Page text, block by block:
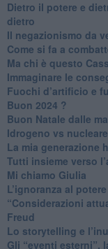
​Dietro il potere e
dietro
Il negazionismo da
Come si fa a
Ma chi è questo
Immaginare le
​Fuochi d’artificio e
Buon 2024 ?
​Buon Natale dalle
​Idrogeno vs
​La mia generazione
​Tutti insieme verso
Mi chiamo Giulia
L’ignoranza al potere
​“Considerazioni
Freud
​Lo storytelling e
​Gli “eventi esterni”,